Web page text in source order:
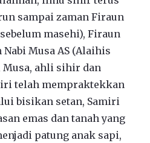
sampai zaman Firaun
sebelum masehi), Firaun
Musa AS (Alaihis
Musa, ahli sihir dan
telah mempraktekkan
bisikan setan, Samiri
emas dan tanah yang
patung anak sapi,